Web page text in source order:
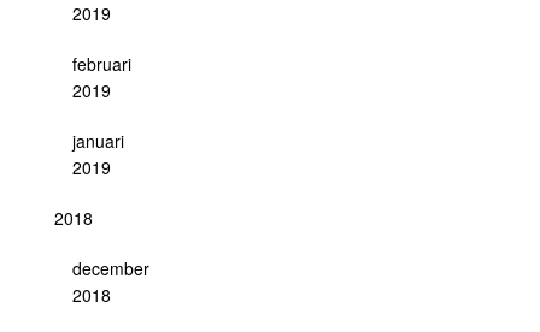
2019
februari
2019
januari
2019
2018
december
2018